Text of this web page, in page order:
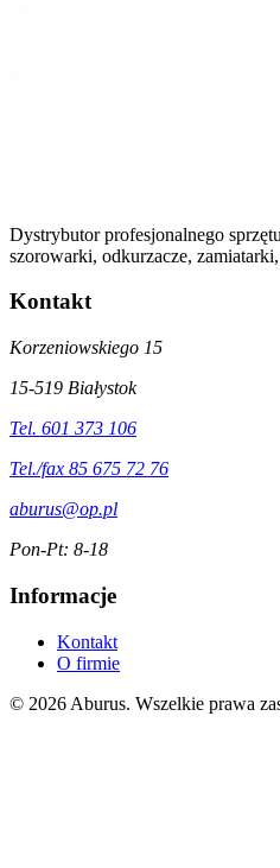
Dystrybutor profesjonalnego
szorowarki, odkurzacze,
Kontakt
Korzeniowskiego 15
15-519 Białystok
Tel. 601 373 106
Tel./fax 85 675 72 76
aburus@op.pl
Pon-Pt: 8-18
Informacje
Kontakt
O firmie
© 2026 Aburus. Wszelkie prawa